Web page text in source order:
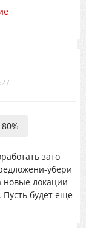
зато
убери
локации
будет еще